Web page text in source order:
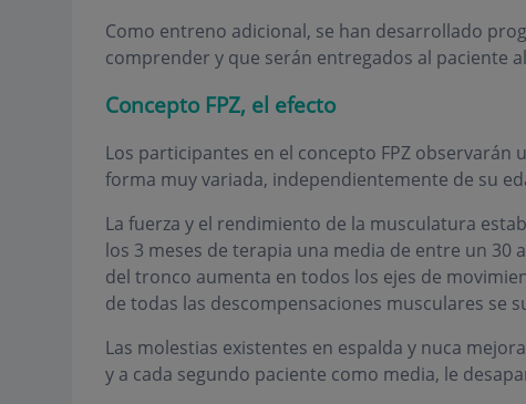
Como entreno adicional, se han desarrollado
comprender y que serán entregados al paciente
Concepto FPZ, el efecto
Los participantes en el concepto FPZ
forma muy variada, independientemente de su
La fuerza y el rendimiento de la musculatura
los 3 meses de terapia una media de entre un
del tronco aumenta en todos los ejes de
de todas las descompensaciones musculares se
Las molestias existentes en espalda y nuca
y a cada segundo paciente como media, le